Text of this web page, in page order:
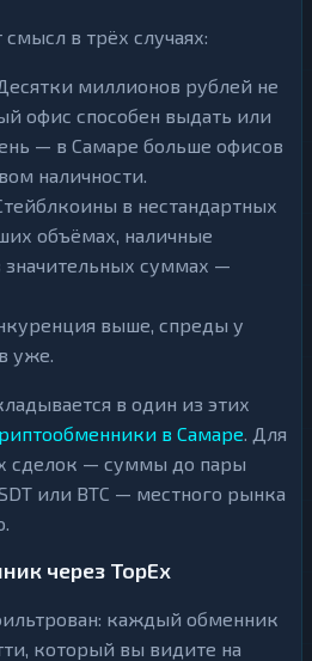
в трёх случаях:
миллионов рублей не
офис способен выдать или
— в Самаре больше офисов
наличности.
в нестандартных
объёмах, наличные
значительных суммах —
выше, спреды у
уже.
в один из этих
в Самаре. Для
сделок — суммы до пары
или BTC — местного рынка
через TopEx
каждый обменник
который вы видите на